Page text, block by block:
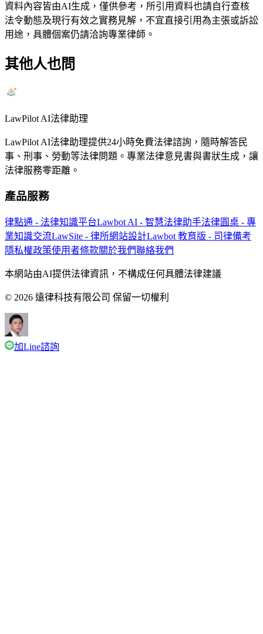
資料內容皆由AI生成，僅供參考，所引用資料也請自行查核
法令動態及現行有效之實務見解，不宜直接引用為主張或訴訟
用途，具體個案仍請洽詢專業律師。
其他人也問
LawPilot AI法律助理
LawPilot AI法律助理提供24小時免費法律諮詢，隨時解答民
事、刑事、勞動等法律問題。專業法律意見書與書狀生成，讓
法律服務零距離。
產品服務
律點通 - 法律知識平台Lawbot AI - 智慧法律助手法律圓桌 - 專
業知識交流LawSite - 律所網站設計Lawbot 教育版 - 司律備考
隱私權政策使用者條款關於我們聯絡我們
本網站由AI提供法律資訊，不構成任何具體法律建議
© 2026 遠律科技有限公司 保留一切權利
加Line諮詢